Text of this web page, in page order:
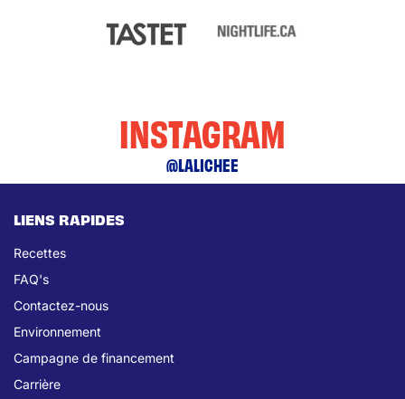
INSTAGRAM
@LALICHEE
LIENS RAPIDES
Recettes
FAQ's
Contactez-nous
Environnement
Campagne de financement
Carrière